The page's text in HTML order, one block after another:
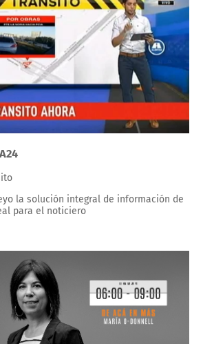
la solución integral de información de
para el noticiero